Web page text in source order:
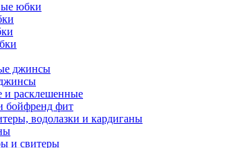
юбки
джинсы
расклешенные
бойфренд фит
водолазки и кардиганы
и свитеры